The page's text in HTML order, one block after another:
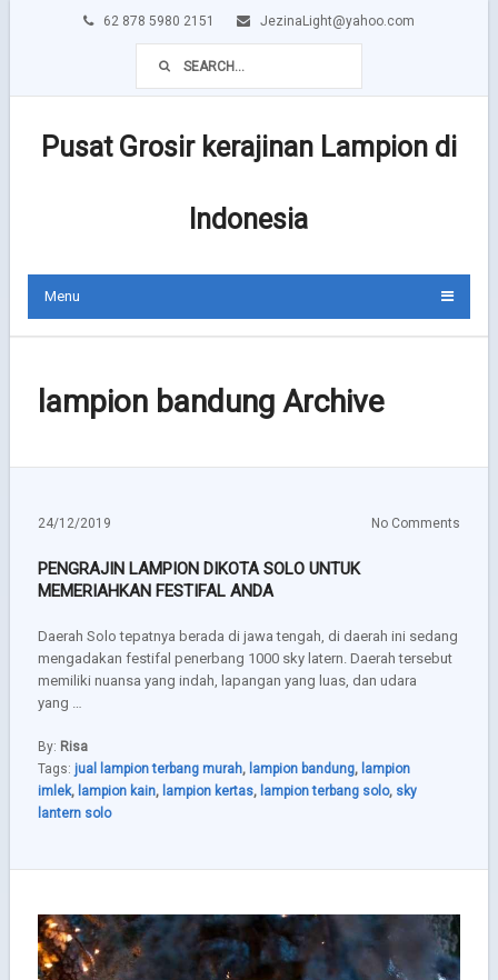
62 878 5980 2151 JezinaLight@yahoo.com
Pusat Grosir kerajinan Lampion di
Indonesia
Menu
lampion bandung Archive
24/12/2019 No Comments
PENGRAJIN LAMPION DIKOTA SOLO UNTUK
MEMERIAHKAN FESTIFAL ANDA
Daerah Solo tepatnya berada di jawa tengah, di daerah ini sedang
mengadakan festifal penerbang 1000 sky latern. Daerah tersebut
memiliki nuansa yang indah, lapangan yang luas, dan udara
yang …
By: Risa
Tags: jual lampion terbang murah, lampion bandung, lampion
imlek, lampion kain, lampion kertas, lampion terbang solo, sky
lantern solo